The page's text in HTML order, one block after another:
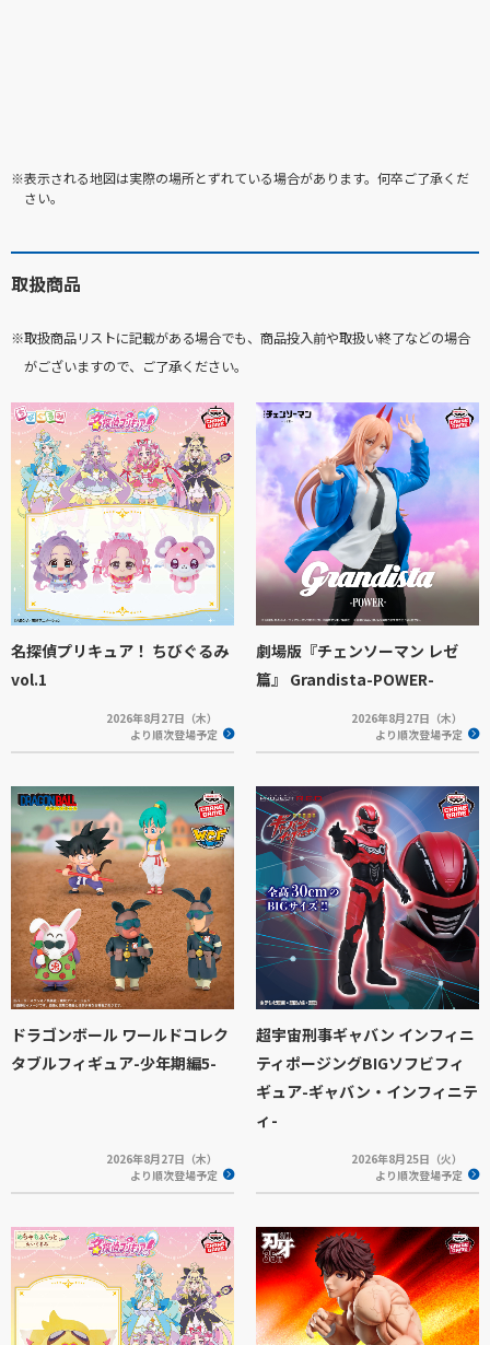
※表示される地図は実際の場所とずれている場合があります。何卒ご了承くだ
さい。
取扱商品
※取扱商品リストに記載がある場合でも、商品投入前や取扱い終了などの場合
がございますので、ご了承ください。
名探偵プリキュア！ ちびぐるみ
vol.1
2026年8月27日（木）
より順次登場予定
劇場版『チェンソーマン レゼ
篇』 Grandista-POWER-
2026年8月27日（木）
より順次登場予定
ドラゴンボール ワールドコレク
タブルフィギュア-少年期編5-
2026年8月27日（木）
より順次登場予定
超宇宙刑事ギャバン インフィニ
ティポージングBIGソフビフィ
ギュア-ギャバン・インフィニテ
ィ-
2026年8月25日（火）
より順次登場予定